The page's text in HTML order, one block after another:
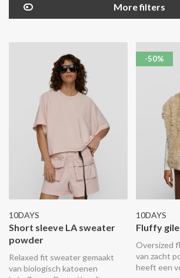
More filters
10DAYS
Short sleeve LA sweater
powder
Relaxed fit sweater gemaakt
van biologisch katoenen
-50%
10DAYS
Fluffy
Oversized
van zacht
heeft een